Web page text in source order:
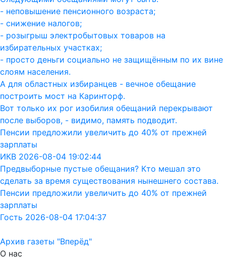
- неповышение пенсионного возраста;
- снижение налогов;
- розыгрыш электробытовых товаров на
избирательных участках;
- просто деньги социально не защищённым по их вине
слоям населения.
А для областных избиранцев - вечное обещание
построить мост на Каринторф.
Вот только их рог изобилия обещаний перекрывают
после выборов, - видимо, память подводит.
Пенсии предложили увеличить до 40% от прежней
зарплаты
ИКВ 2026-08-04 19:02:44
Предвыборные пустые обещания? Кто мешал это
сделать за время существования нынешнего состава.
Пенсии предложили увеличить до 40% от прежней
зарплаты
Гость 2026-08-04 17:04:37
Архив газеты "Вперёд"
О нас